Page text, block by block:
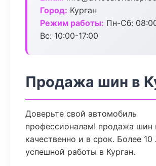
Город: Курган
Режим работы: Пн-Сб:
Вс: 10:00-17:00
Продажа шин в
Доверьте свой автомобиль
профессионалам! продажа шин
качественно и в срок. Более 10
успешной работы в Курган.